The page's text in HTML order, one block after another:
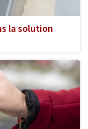
la solution